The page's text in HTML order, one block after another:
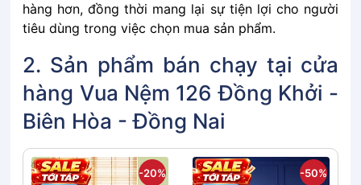
hàng͏͏ hơn,͏͏ đồng͏͏ thời͏͏ mang͏͏ lại͏͏ sự͏͏ tiện͏͏ lợi͏͏ cho͏͏ người͏͏
tiêu͏͏ dùng͏͏ trong͏͏ việc͏͏ chọn͏͏ mua͏͏ sản͏͏ phẩm.
2. Sản phẩm bán chạy tại cửa
hàng Vua Nệm 126 Đồng Khởi -
Biên Hòa - Đồng Nai
-20% -50%